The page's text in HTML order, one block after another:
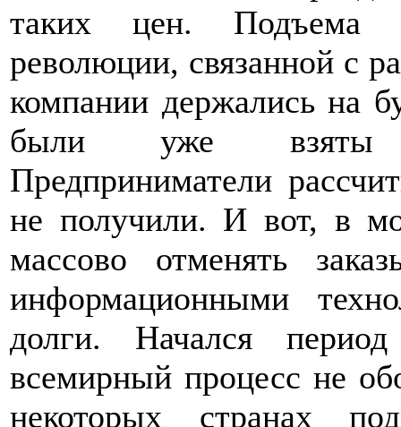
таких цен. Подъема
революции, связанной с
компании держались на
были уже взяты
Предприниматели
не получили. И вот, в
массово отменять
информационными
долги. Начался
всемирный процесс не
некоторых странах